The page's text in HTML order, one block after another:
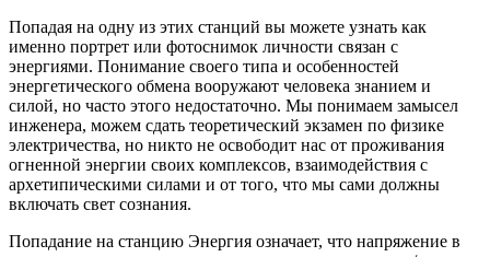
Попадая на одну из этих станций вы можете узнать как
именно портрет или фотоснимок личности связан с
энергиями. Понимание своего типа и особенностей
энергетического обмена вооружают человека знанием и
силой, но часто этого недостаточно. Мы понимаем замысел
инженера, можем сдать теоретический экзамен по физике
электричества, но никто не освободит нас от проживания
огненной энергии своих комплексов, взаимодействия с
архетипическими силами и от того, что мы сами должны
включать свет сознания.
Попадание на станцию Энергия означает, что напряжение в